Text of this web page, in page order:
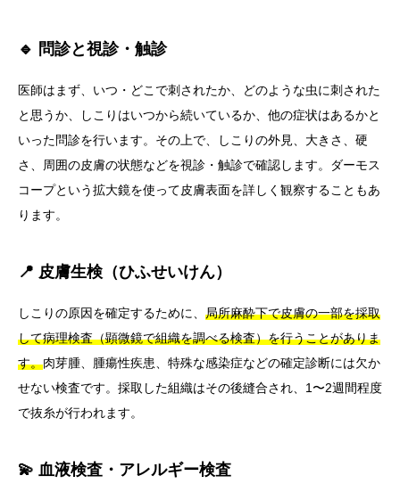
🔹 問診と視診・触診
医師はまず、いつ・どこで刺されたか、どのような虫に刺された
と思うか、しこりはいつから続いているか、他の症状はあるかと
いった問診を行います。その上で、しこりの外見、大きさ、硬
さ、周囲の皮膚の状態などを視診・触診で確認します。ダーモス
コープという拡大鏡を使って皮膚表面を詳しく観察することもあ
ります。
📍 皮膚生検（ひふせいけん）
しこりの原因を確定するために、 局所麻酔下で皮膚の一部を採取
して病理検査（顕微鏡で組織を調べる検査）を行うことがありま
す。肉芽腫、腫瘍性疾患、特殊な感染症などの確定診断には欠か
せない検査です。採取した組織はその後縫合され、1〜2週間程度
で抜糸が行われます。
💫 血液検査・アレルギー検査